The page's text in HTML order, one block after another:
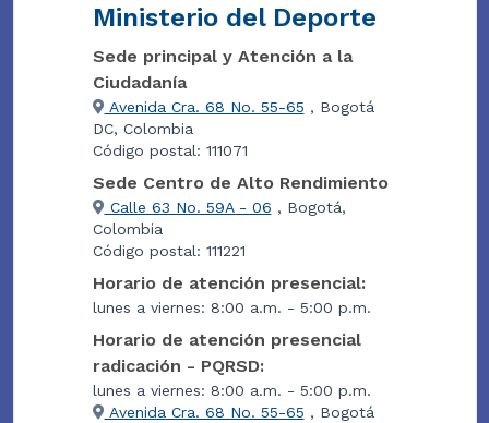
Ministerio del Deporte
Sede principal y Atención a la
Ciudadanía
Avenida Cra. 68 No. 55-65 , Bogotá
DC, Colombia
Código postal: 111071
Sede Centro de Alto Rendimiento
Calle 63 No. 59A - 06 , Bogotá,
Colombia
Código postal: 111221
Horario de atención presencial:
lunes a viernes: 8:00 a.m. - 5:00 p.m.
Horario de atención presencial
radicación - PQRSD:
lunes a viernes: 8:00 a.m. - 5:00 p.m.
Avenida Cra. 68 No. 55-65 , Bogotá